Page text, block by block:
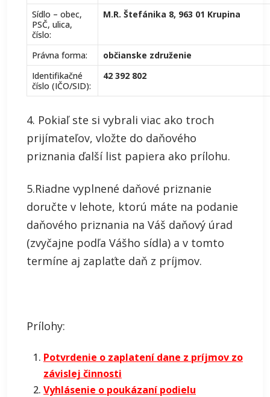
Sídlo – obec,
PSČ, ulica,
číslo:
M.R. Štefánika 8, 963 01 Krupina
Právna forma:
občianske združenie
Identifikačné
číslo (IČO/SID):
42 392 802
4. Pokiaľ ste si vybrali viac ako troch
prijímateľov, vložte do daňového
priznania ďalší list papiera ako prílohu.
5.Riadne vyplnené daňové priznanie
doručte v lehote, ktorú máte na podanie
daňového priznania na Váš daňový úrad
(zvyčajne podľa Vášho sídla) a v tomto
termíne aj zaplaťte daň z príjmov.
Prílohy:
Potvrdenie o zaplatení dane z príjmov zo
závislej činnosti
Vyhlásenie o poukázaní podielu